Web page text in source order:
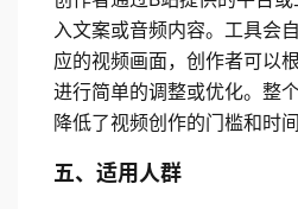
入文案或音频内容。工具会
应的视频画面，创作者可以
进行简单的调整或优化。整
降低了视频创作的门槛和时间
五、适用人群